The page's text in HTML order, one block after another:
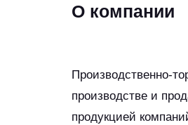
О компании
Производственно-
производстве и
продукцией